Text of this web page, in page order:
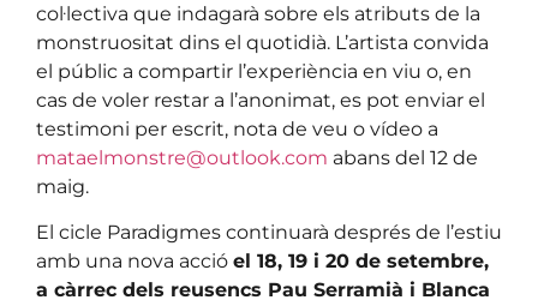
col·lectiva que indagarà sobre els atributs de la
monstruositat dins el quotidià. L’artista convida
el públic a compartir l’experiència en viu o, en
cas de voler restar a l’anonimat, es pot enviar el
testimoni per escrit, nota de veu o vídeo a
mataelmonstre@outlook.com abans del 12 de
maig.
El cicle Paradigmes continuarà després de l’estiu
amb una nova acció el 18, 19 i 20 de setembre,
a càrrec dels reusencs Pau Serramià i Blanca